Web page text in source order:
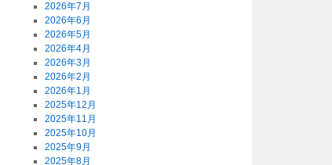
2026年7月
2026年6月
2026年5月
2026年4月
2026年3月
2026年2月
2026年1月
2025年12月
2025年11月
2025年10月
2025年9月
2025年8月